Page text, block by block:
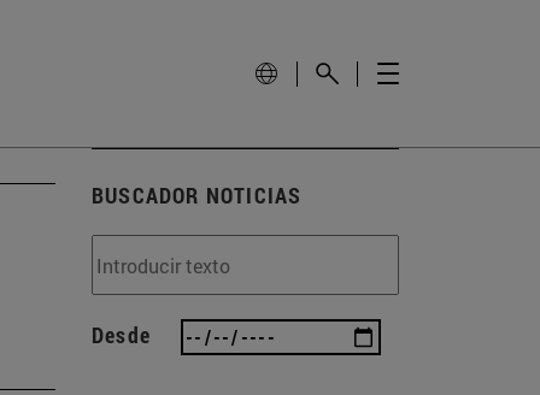
BUSCADOR NOTICIAS
Desde